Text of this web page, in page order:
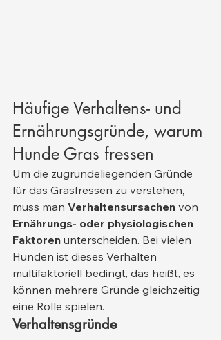
Häufige Verhaltens- und
Ernährungsgründe, warum
Hunde Gras fressen
Um die zugrundeliegenden Gründe
für das Grasfressen zu verstehen,
muss man Verhaltensursachen von
Ernährungs- oder physiologischen
Faktoren unterscheiden. Bei vielen
Hunden ist dieses Verhalten
multifaktoriell bedingt, das heißt, es
können mehrere Gründe gleichzeitig
eine Rolle spielen.
Verhaltensgründe